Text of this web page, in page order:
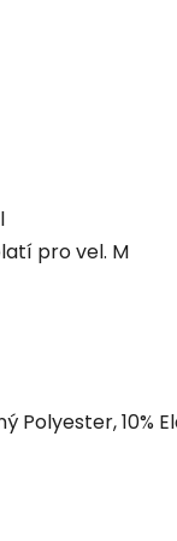
pro vel. M
Polyester, 10%